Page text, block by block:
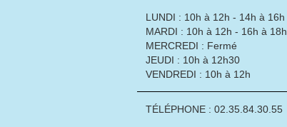
LUNDI : 10h à 12h - 14h à 16h
MARDI : 10h à 12h - 16h à 18h
MERCREDI : Fermé
JEUDI : 10h à 12h30
VENDREDI : 10h à 12h
TÉLÉPHONE : 02.35.84.30.55